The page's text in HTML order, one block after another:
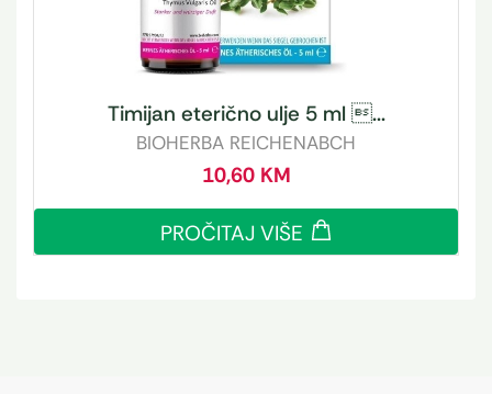
Timijan eterično ulje 5 ml ...
BIOHERBA REICHENABCH
10,60 KM
PROČITAJ VIŠE